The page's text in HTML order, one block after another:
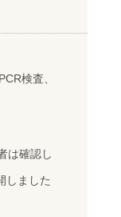
検査、
は確認し
しました